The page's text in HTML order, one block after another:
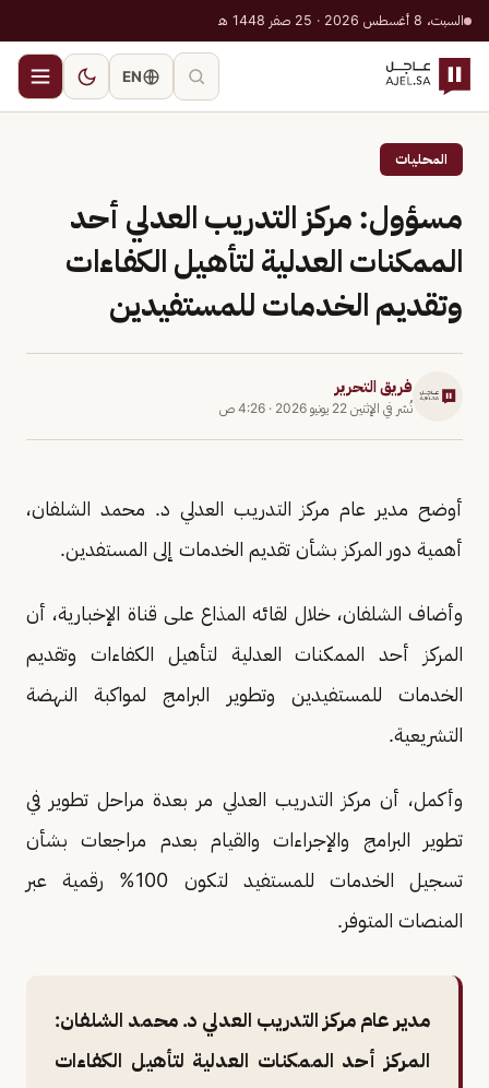
السبت، 8 أغسطس 2026 · 25 صفر 1448 هـ
EN
المحليات
مسؤول: مركز التدريب العدلي أحد
الممكنات العدلية لتأهيل الكفاءات
وتقديم الخدمات للمستفيدين
فريق التحرير
نُشر في الإثنين 22 يونيو 2026 · 4:26 ص
أوضح مدير عام مركز التدريب العدلي د. محمد الشلفان،
أهمية دور المركز بشأن تقديم الخدمات إلى المستفدين.
وأضاف الشلفان، خلال لقائه المذاع على قناة الإخبارية، أن
المركز أحد الممكنات العدلية لتأهيل الكفاءات وتقديم
الخدمات للمستفيدين وتطوير البرامج لمواكبة النهضة
التشريعية.
وأكمل، أن مركز التدريب العدلي مر بعدة مراحل تطوير في
تطوير البرامج والإجراءات والقيام بعدم مراجعات بشأن
تسجيل الخدمات للمستفيد لتكون 100% رقمية عبر
المنصات المتوفر.
مدير عام مركز التدريب العدلي د. محمد الشلفان:
المركز أحد الممكنات العدلية لتأهيل الكفاءات